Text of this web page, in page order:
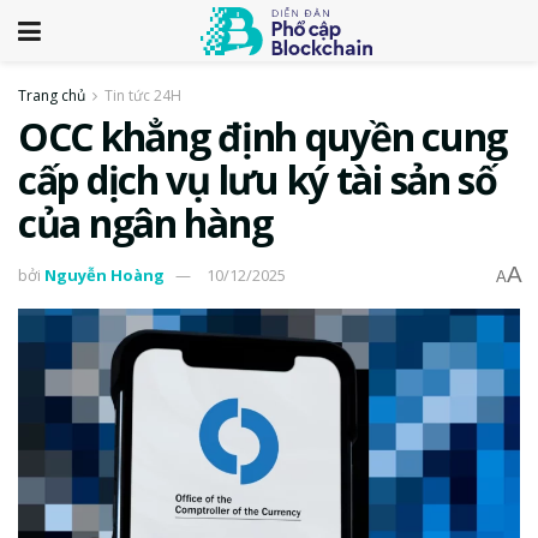
Trang chủ Tin tức 24H
OCC khẳng định quyền cung
cấp dịch vụ lưu ký tài sản số
của ngân hàng
bởi Nguyễn Hoàng 10/12/2025 AA